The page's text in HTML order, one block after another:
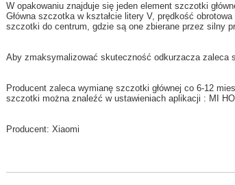
W opakowaniu znajduje się jeden element szczotki
Główna szczotka w kształcie litery V, prędkość obrotowa
szczotki do centrum, gdzie są one zbierane przez silny
Aby zmaksymalizować skuteczność odkurzacza zaleca
Producent zaleca wymianę szczotki głównej co 6-12
szczotki można znaleźć w ustawieniach aplikacji : MI
Producent: Xiaomi